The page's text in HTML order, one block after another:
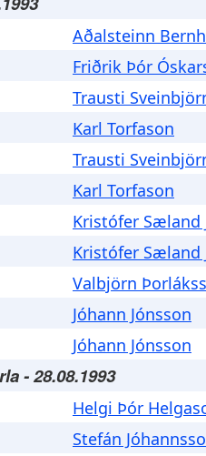
Aðalsteinn
Friðrik Þór
Trausti
Karl Torfason
Trausti
Karl Torfason
Kristófer Sæland
Kristófer Sæland
Valbjörn
Jóhann Jónsson
Jóhann Jónsson
- 28.08.1993
Helgi Þór
Stefán